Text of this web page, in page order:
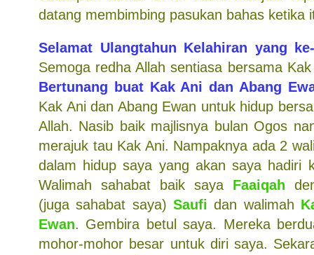
datang membimbing pasukan bahas ketika
Selamat Ulangtahun Kelahiran yang
Semoga redha Allah sentiasa bersama
Bertunang buat Kak Ani dan Abang
Kak Ani dan Abang Ewan untuk hidup
Allah. Nasib baik majlisnya bulan Ogos
merajuk tau Kak Ani. Nampaknya ada 2
dalam hidup saya yang akan saya hadiri
Walimah sahabat baik saya Faaiqah
(juga sahabat saya) Saufi dan walimah
Ewan. Gembira betul saya. Mereka
mohor-mohor besar untuk diri saya.